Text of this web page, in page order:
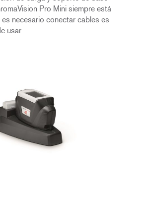
Pro Mini siempre está
necesario conectar cables es
usar.